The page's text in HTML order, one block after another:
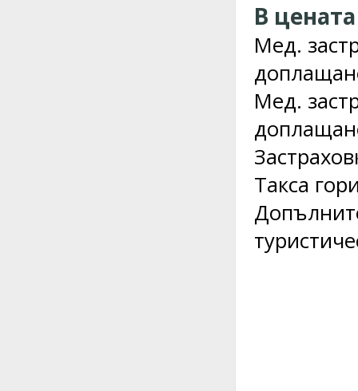
В
Мед.
Мед.
Такса